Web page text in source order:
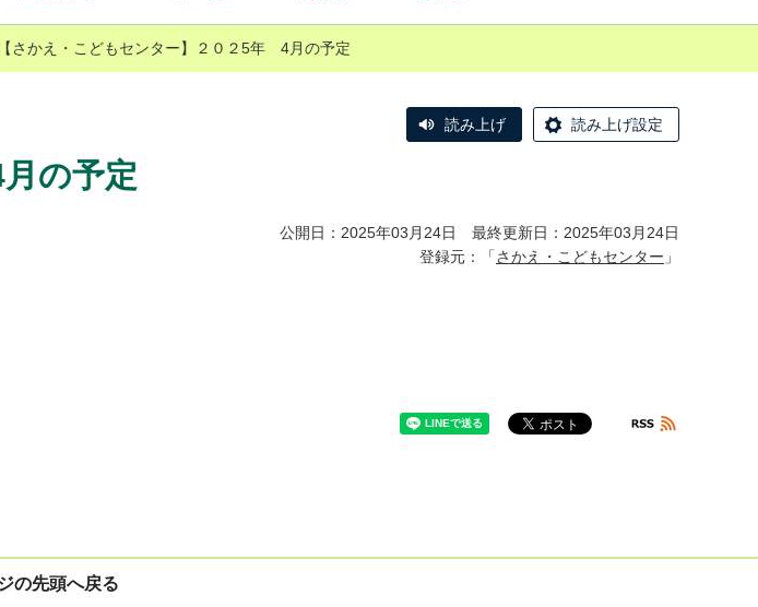
【さかえ・こどもセンター】２０２5年 4月の予定
読み上げ 読み上げ設定
月の予定
公開日：2025年03月24日 最終更新日：2025年03月24日
登録元：「さかえ・こどもセンター 」
の先頭へ戻る